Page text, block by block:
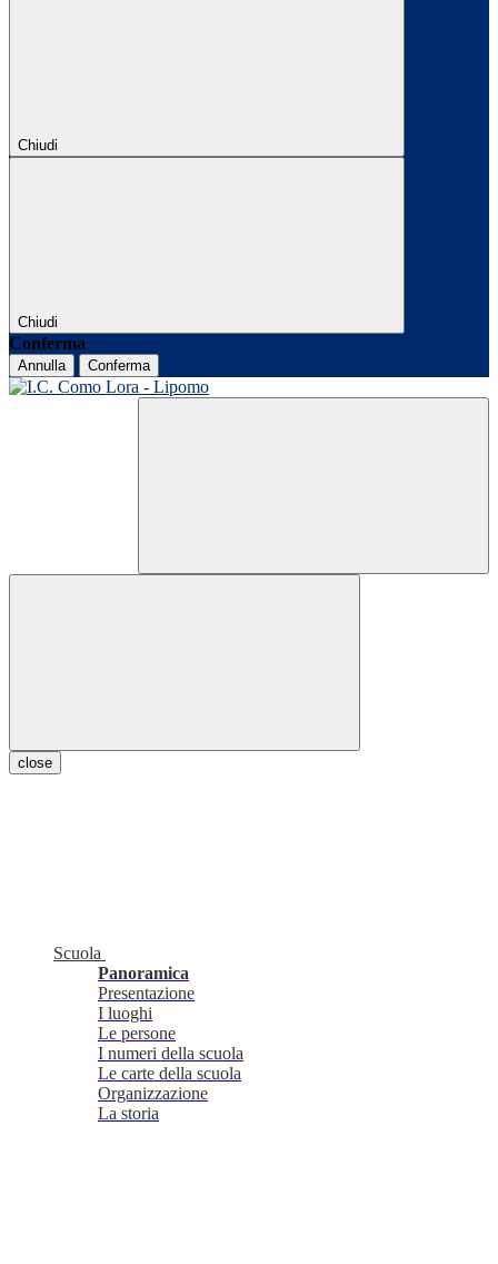
Chiudi
Chiudi
Conferma
Annulla Conferma
close
Scuola
Panoramica
Presentazione
I luoghi
Le persone
I numeri della scuola
Le carte della scuola
Organizzazione
La storia